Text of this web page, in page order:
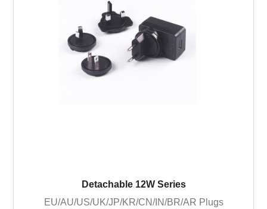
Detachable 12W Series
EU/AU/US/UK/JP/KR/CN/IN/BR/AR Plugs